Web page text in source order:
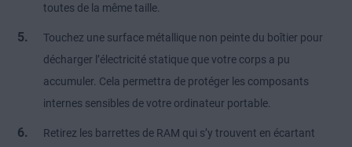
toutes de la même taille.
Touchez une surface métallique non peinte du boîtier pour
décharger l’électricité statique que votre corps a pu
accumuler. Cela permettra de protéger les composants
internes sensibles de votre ordinateur portable.
Retirez les barrettes de RAM qui s’y trouvent en écartant